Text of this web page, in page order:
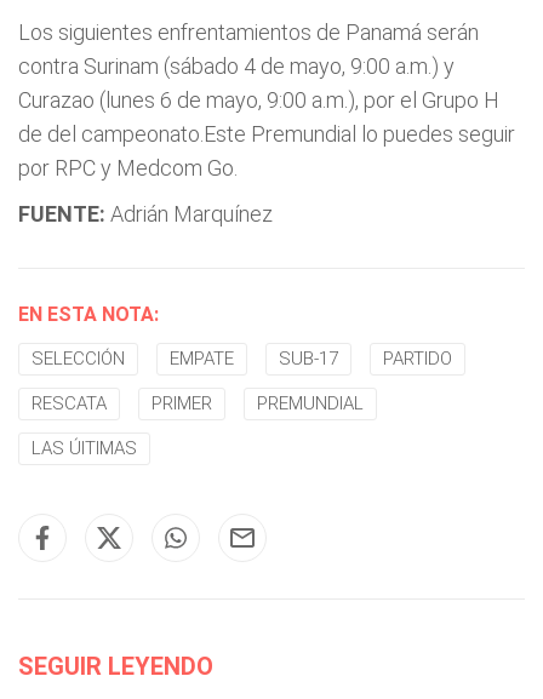
Los siguientes enfrentamientos de Panamá serán
contra Surinam (sábado 4 de mayo, 9:00 a.m.) y
Curazao (lunes 6 de mayo, 9:00 a.m.), por el Grupo H
de del campeonato.Este Premundial lo puedes seguir
por RPC y Medcom Go.
FUENTE: Adrián Marquínez
EN ESTA NOTA:
SELECCIÓN EMPATE SUB-17 PARTIDO
RESCATA PRIMER PREMUNDIAL
LAS ÚITIMAS
SEGUIR LEYENDO